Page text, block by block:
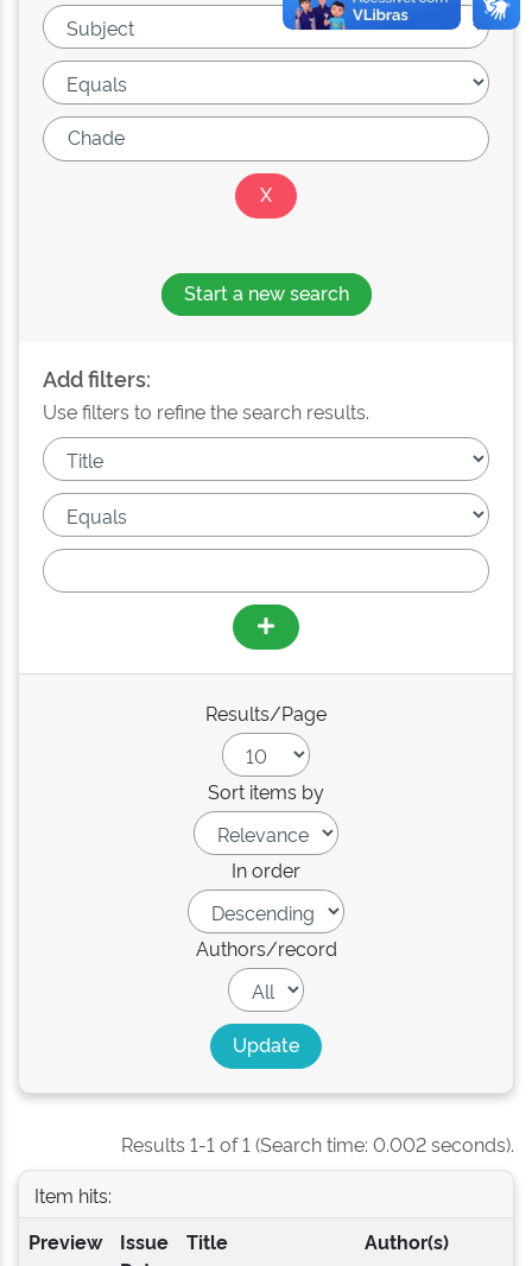
Start a new search
Add filters:
Use filters to refine the search results.
Results/Page
Sort items by
In order
Authors/record
Results 1-1 of 1 (Search time: 0.002 seconds).
Item hits:
Preview
Issue
Title Author(s)